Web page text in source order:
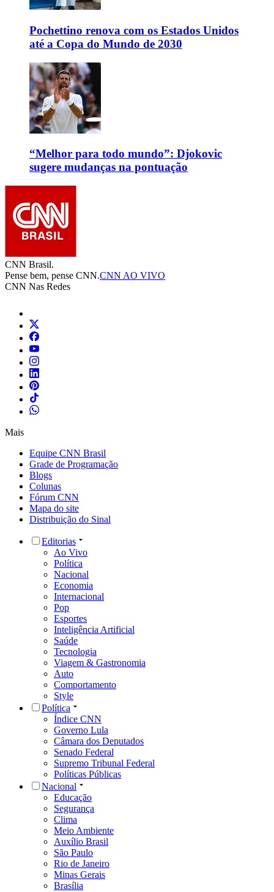
Pochettino renova com os Estados Unidos
até a Copa do Mundo de 2030
“Melhor para todo mundo”: Djokovic
sugere mudanças na pontuação
CNN Brasil.
Pense bem, pense CNN.CNN AO VIVO
CNN Nas Redes
Mais
Equipe CNN Brasil
Grade de Programação
Blogs
Colunas
Fórum CNN
Mapa do site
Distribuição do Sinal
Editorias
Ao Vivo
Política
Nacional
Economia
Internacional
Pop
Esportes
Inteligência Artificial
Saúde
Tecnologia
Viagem & Gastronomia
Auto
Comportamento
Style
Política
Índice CNN
Governo Lula
Câmara dos Deputados
Senado Federal
Supremo Tribunal Federal
Políticas Públicas
Nacional
Educação
Segurança
Clima
Meio Ambiente
Auxílio Brasil
São Paulo
Rio de Janeiro
Minas Gerais
Brasília